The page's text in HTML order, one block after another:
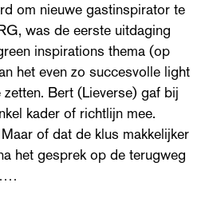
om nieuwe gastinspirator te
was de eerste uitdaging
inspirations thema (op
het even zo succesvolle light
Bert (Lieverse) gaf bij
kader of richtlijn mee.
of dat de klus makkelijker
het gesprek op de terugweg